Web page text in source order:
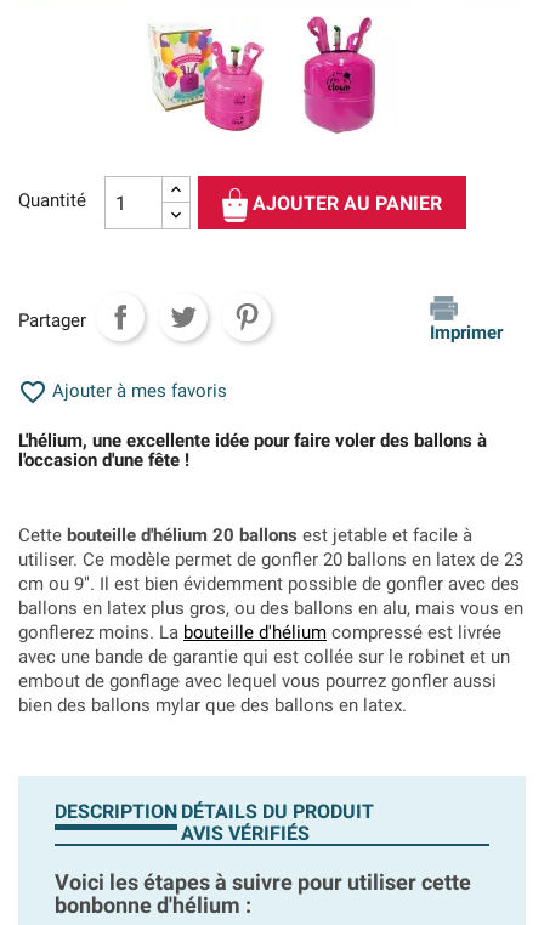
Quantité AJOUTER AU PANIER
Partager
Imprimer
 Ajouter à mes favoris
L'hélium, une excellente idée pour faire voler des ballons à
l'occasion d'une fête !
Cette bouteille d'hélium 20 ballons est jetable et facile à
utiliser. Ce modèle permet de gonfler 20 ballons en latex de 23
cm ou 9". Il est bien évidemment possible de gonfler avec des
ballons en latex plus gros, ou des ballons en alu, mais vous en
gonflerez moins. La bouteille d'hélium compressé est livrée
avec une bande de garantie qui est collée sur le robinet et un
embout de gonflage avec lequel vous pourrez gonfler aussi
bien des ballons mylar que des ballons en latex.
DESCRIPTION DÉTAILS DU PRODUIT
AVIS VÉRIFIÉS
Voici les étapes à suivre pour utiliser cette
bonbonne d'hélium :